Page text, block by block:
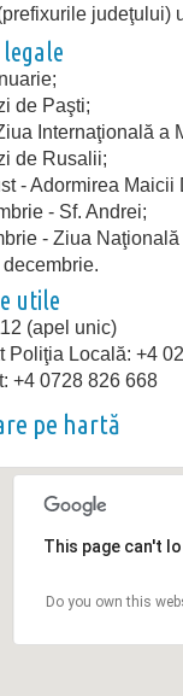
judeţului)
de Paşti;
Internaţională a
de Rusalii;
- Adormirea Maicii
- Sf. Andrei;
- Ziua
utile
(apel unic)
Poliţia Locală: +4
+4 0728 826 668
pe hartă
This page can't
Do you own this